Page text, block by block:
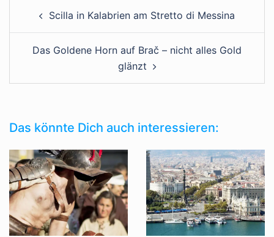
Scilla in Kalabrien am Stretto di Messina
Das Goldene Horn auf Brač – nicht alles Gold
glänzt
Das könnte Dich auch interessieren: